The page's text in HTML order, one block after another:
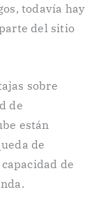
todavía hay
del sitio
sobre
de
están
de
de